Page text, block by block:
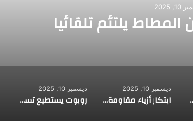
2025
يلتئم تلقائيا
أعماق البحار
ديسمبر 10, 2025
ابتكار أزياء مقاومة للرصاص
ديسمبر 10, 2025
روبوت يستطيع تسلق الجدران